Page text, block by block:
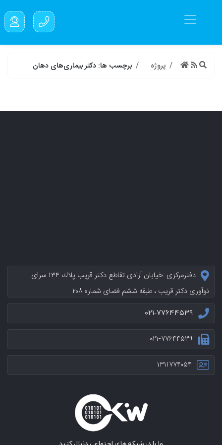
پروژه برچسب ها: دکتر بیماری‌های دهان
دفترمرکزی :خيابان آزادی تقاطع دکتر قریب پلاك ۱۳۴ سرای
نوآوری دکتر قریب ، طبقه ششم فضای شماره ۲۰۸
۰۲۱-۷۷۶۴۴۵۳۹
۰۲۱-۷۷۶۴۴۵۳۹